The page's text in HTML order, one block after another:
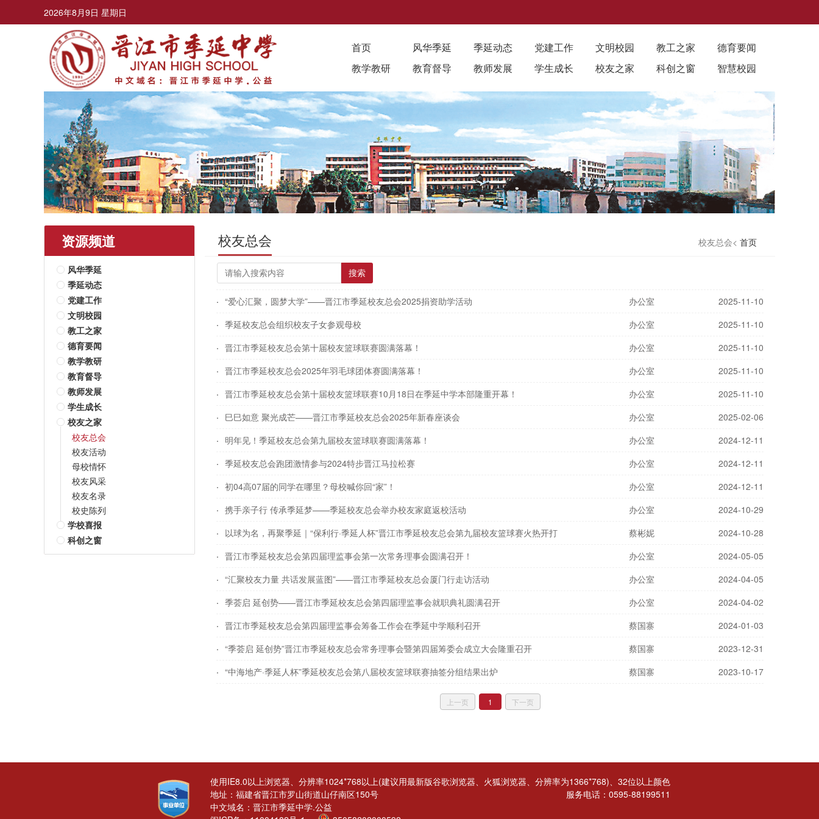
2026年8月9日 星期日
首页 风华季延 季延动态 党建工作 文明校园 教工之家
德育要闻
教学教研
教育督导 教师发展 学生成长 校友之家 科创之窗 智慧校园
资源频道
风华季延
季延动态
党建工作
文明校园
教工之家
德育要闻
教学教研
教育督导
教师发展
学生成长
校友之家
校友总会
校友活动
母校情怀
校友风采
校友名录
校史陈列
学校喜报
科创之窗
校友总会 校友总会< 首页
搜索
“爱心汇聚，圆梦大学”——晋江市季延校友总会2025捐资助学活动 办公室
2025-11-10
季延校友总会组织校友子女参观母校
办公室
2025-11-10
晋江市季延校友总会第十届校友篮球联赛圆满落幕！
办公室
2025-11-10
晋江市季延校友总会2025年羽毛球团体赛圆满落幕！
办公室
2025-11-10
晋江市季延校友总会第十届校友篮球联赛10月18日在季延中学本部隆重开幕！
办公室
2025-11-10
巳巳如意 聚光成芒——晋江市季延校友总会2025年新春座谈会
办公室
2025-02-06
明年见！季延校友总会第九届校友篮球联赛圆满落幕！
办公室
2024-12-11
季延校友总会跑团激情参与2024特步晋江马拉松赛
办公室
2024-12-11
初04高07届的同学在哪里？母校喊你回“家”！
办公室
2024-12-11
携手亲子行 传承季延梦——季延校友总会举办校友家庭返校活动
办公室
2024-10-29
以球为名，再聚季延｜“保利行·季延人杯”晋江市季延校友总会第九届校友篮球赛火热开打
蔡彬妮
2024-10-28
晋江市季延校友总会第四届理监事会第一次常务理事会圆满召开！
办公室
2024-05-05
“汇聚校友力量 共话发展蓝图”——晋江市季延校友总会厦门行走访活动
办公室
2024-04-05
季荟启 延创势——晋江市季延校友总会第四届理监事会就职典礼圆满召开
办公室
2024-04-02
晋江市季延校友总会第四届理监事会筹备工作会在季延中学顺利召开
蔡国寨
2024-01-03
“季荟启 延创势”晋江市季延校友总会常务理事会暨第四届筹委会成立大会隆重召开
蔡国寨
2023-12-31
“中海地产·季延人杯”季延校友总会第八届校友篮球联赛抽签分组结果出炉
蔡国寨 2023-10-17
上一页 1 下一页
使用IE8.0以上浏览器、分辨率1024*768以上(建议用最新版谷歌浏览器、火狐浏览器、分辨率为1366*768)、32位以上颜色
地址：福建省晋江市罗山街道山仔南区150号
服务电话：0595-88199511
中文域名：晋江市季延中学.公益